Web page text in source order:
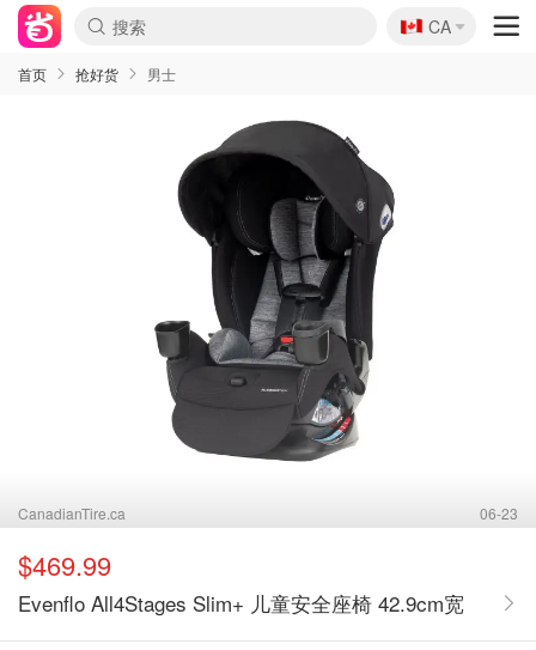
🇨🇦
CA
首页 抢好货 男士
CanadianTire.ca 06-23
$469.99
Evenflo All4Stages Slim+ 儿童安全座椅 42.9cm宽